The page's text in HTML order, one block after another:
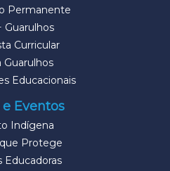
Permanente
Guarulhos
Curricular
Guarulhos
Educacionais
Eventos
Indígena
Protege
Educadoras